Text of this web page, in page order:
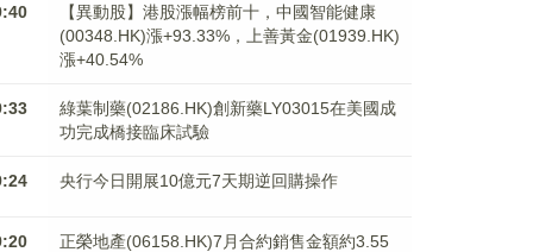
【異動股】港股漲幅榜前十，中國智能健康
(00348.HK)漲+93.33%，上善黃金(01939.HK)
漲+40.54%
綠葉制藥(02186.HK)創新藥LY03015在美國成
功完成橋接臨床試驗
央行今日開展10億元7天期逆回購操作
正榮地產(06158.HK)7月合約銷售金額約3.55